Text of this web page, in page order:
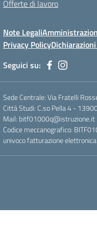
Offerte di lavoro
Note Legali
Privacy Policy
Seguici su:
Sede Centrale: Via Fratelli
Città Studi: C.so Pella 4 -
Mail: bitf01000q@istruzione.it
Codice meccanografico:
univoco fatturazione elettronica